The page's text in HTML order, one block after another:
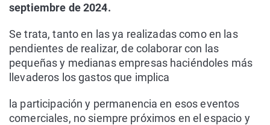
septiembre de 2024.
Se trata, tanto en las ya realizadas como en las
pendientes de realizar, de colaborar con las
pequeñas y medianas empresas haciéndoles más
llevaderos los gastos que implica
la participación y permanencia en esos eventos
comerciales, no siempre próximos en el espacio y